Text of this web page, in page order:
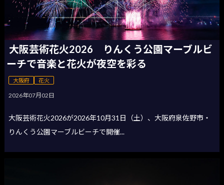
大阪芸術花火2026 りんくう公園マーブルビ
ーチで音楽と花火が夜空を彩る
大阪府 花火
2026年07月02日
大阪芸術花火2026が2026年10月31日（土）、大阪府泉佐野市・
りんくう公園マーブルビーチで開催...